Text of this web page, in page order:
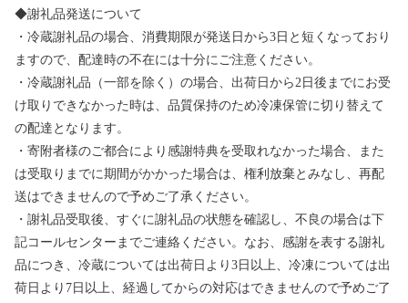
◆謝礼品発送について
・冷蔵謝礼品の場合、消費期限が発送日から3日と短くなっており
ますので、配達時の不在には十分にご注意ください。
・冷蔵謝礼品（一部を除く）の場合、出荷日から2日後までにお受
け取りできなかった時は、品質保持のため冷凍保管に切り替えて
の配達となります。
・寄附者様のご都合により感謝特典を受取れなかった場合、また
は受取りまでに期間がかかった場合は、権利放棄とみなし、再配
送はできませんので予めご了承ください。
・謝礼品受取後、すぐに謝礼品の状態を確認し、不良の場合は下
記コールセンターまでご連絡ください。なお、感謝を表する謝礼
品につき、冷蔵については出荷日より3日以上、冷凍については出
荷日より7日以上、経過してからの対応はできませんので予めご了